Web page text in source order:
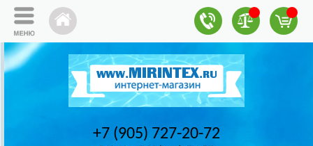
+7 (905) 727-20-72